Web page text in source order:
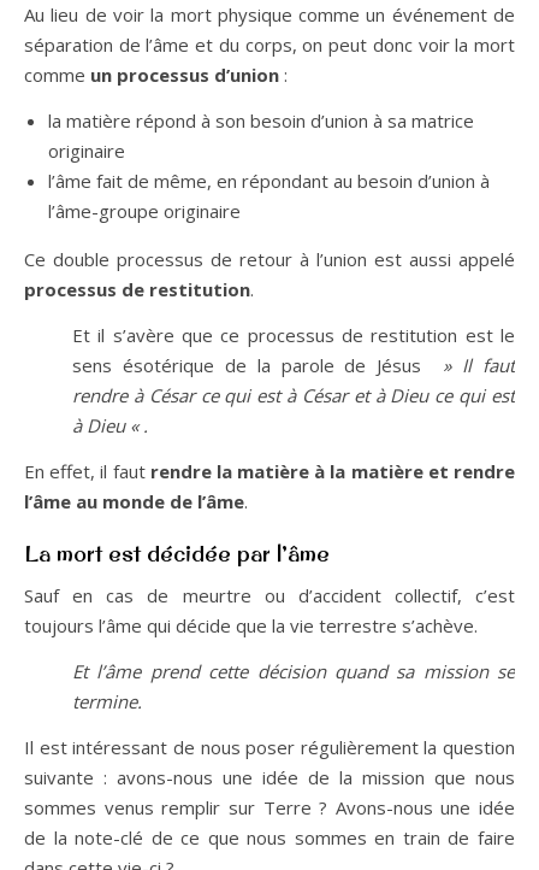
Au lieu de voir la mort physique comme un événement de
séparation de l’âme et du corps, on peut donc voir la mort
comme un processus d’union :
la matière répond à son besoin d’union à sa matrice
originaire
l’âme fait de même, en répondant au besoin d’union à
l’âme-groupe originaire
Ce double processus de retour à l’union est aussi appelé
processus de restitution.
Et il s’avère que ce processus de restitution est le
sens ésotérique de la parole de Jésus
» Il faut
rendre à César ce qui est à César et à Dieu ce qui est
à Dieu « .
En effet, il faut rendre la matière à la matière et rendre
l’âme au monde de l’âme.
La mort est décidée par l’âme
Sauf en cas de meurtre ou d’accident collectif, c’est
toujours l’âme qui décide que la vie terrestre s’achève.
Et l’âme prend cette décision quand sa mission se
termine.
Il est intéressant de nous poser régulièrement la question
suivante : avons-nous une idée de la mission que nous
sommes venus remplir sur Terre ? Avons-nous une idée
de la note-clé de ce que nous sommes en train de faire